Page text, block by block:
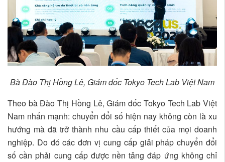
Bà Đào Thị Hồng Lê, Giám đốc Tokyo Tech Lab Việt Nam
Theo bà Đào Thị Hồng Lê, Giám đốc Tokyo Tech Lab Việt
Nam nhấn mạnh: chuyển đổi số hiện nay không còn là xu
hướng mà đã trở thành nhu cầu cấp thiết của mọi doanh
nghiệp. Do đó các đơn vị cung cấp giải pháp chuyển đổi
số cần phải cung cấp được nền tảng đáp ứng không chỉ